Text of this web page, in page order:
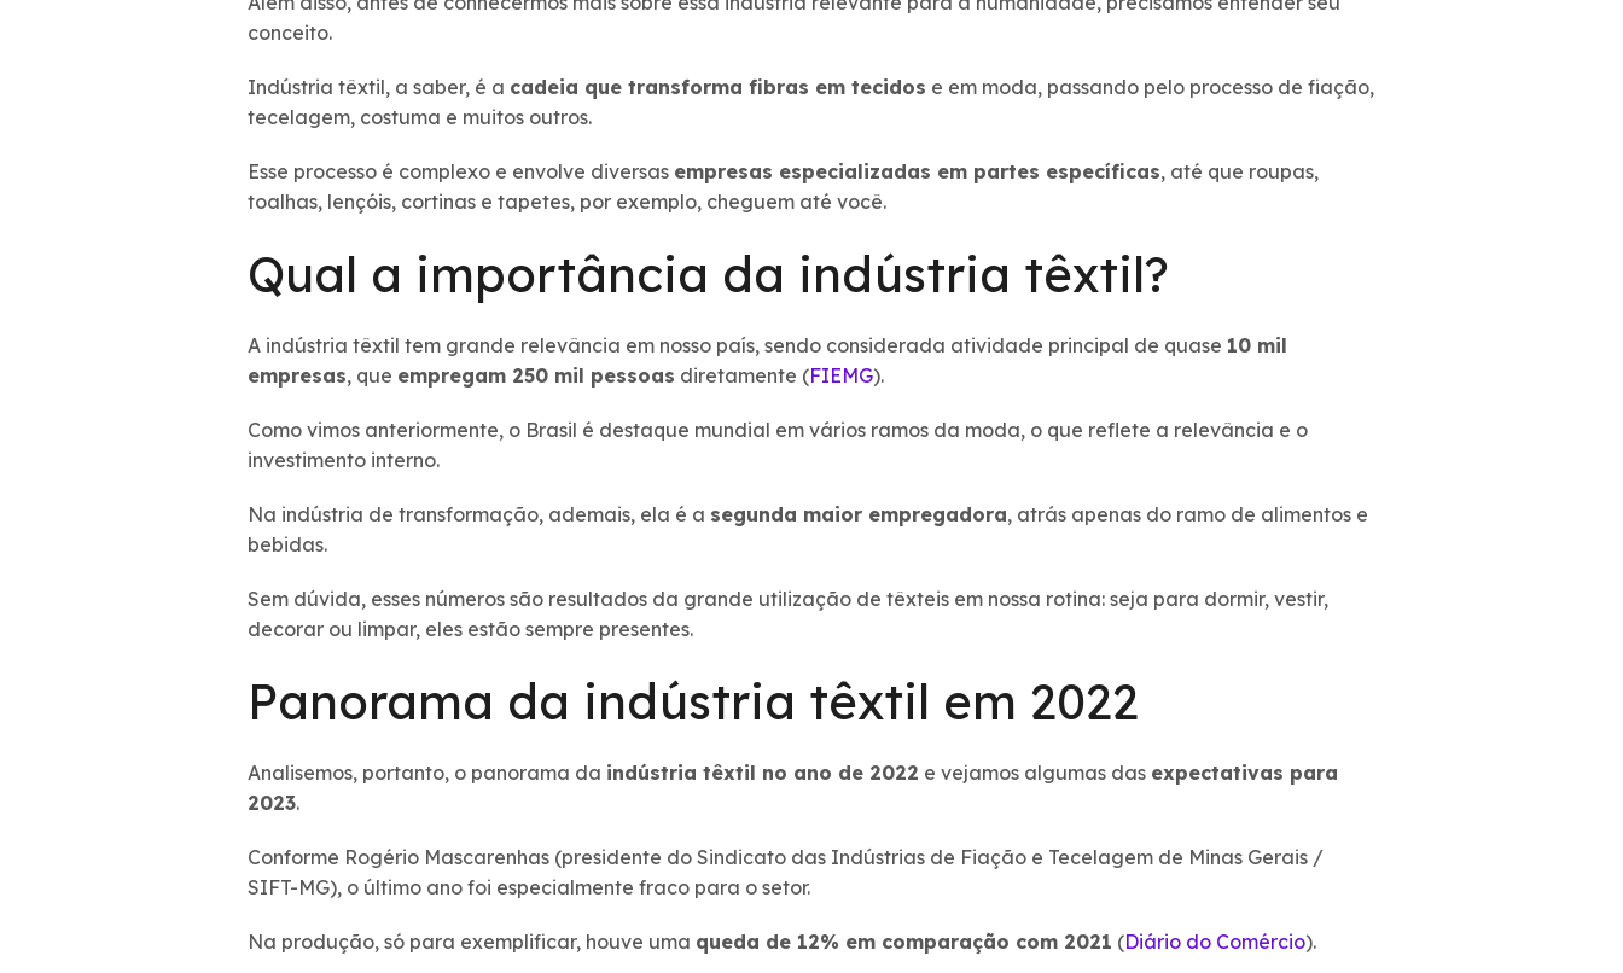
conceito.
Indústria têxtil, a saber, é a cadeia que transforma fibras em tecidos e em moda, passando pelo processo de fiação,
tecelagem, costuma e muitos outros.
Esse processo é complexo e envolve diversas empresas especializadas em partes específicas, até que roupas,
toalhas, lençóis, cortinas e tapetes, por exemplo, cheguem até você.
Qual a importância da indústria têxtil?
A indústria têxtil tem grande relevância em nosso país, sendo considerada atividade principal de quase 10 mil
empresas, que empregam 250 mil pessoas diretamente (FIEMG).
Como vimos anteriormente, o Brasil é destaque mundial em vários ramos da moda, o que reflete a relevância e o
investimento interno.
Na indústria de transformação, ademais, ela é a segunda maior empregadora, atrás apenas do ramo de alimentos e
bebidas.
Sem dúvida, esses números são resultados da grande utilização de têxteis em nossa rotina: seja para dormir, vestir,
decorar ou limpar, eles estão sempre presentes.
Panorama da indústria têxtil em 2022
Analisemos, portanto, o panorama da indústria têxtil no ano de 2022 e vejamos algumas das expectativas para
2023.
Conforme Rogério Mascarenhas (presidente do Sindicato das Indústrias de Fiação e Tecelagem de Minas Gerais /
SIFT-MG), o último ano foi especialmente fraco para o setor.
Na produção, só para exemplificar, houve uma queda de 12% em comparação com 2021 (Diário do Comércio).